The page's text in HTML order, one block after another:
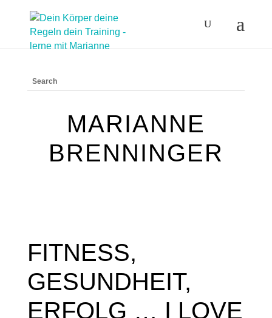
MARIANNE
BRENNINGER
FITNESS,
GESUNDHEIT,
ERFOLG … I LOVE